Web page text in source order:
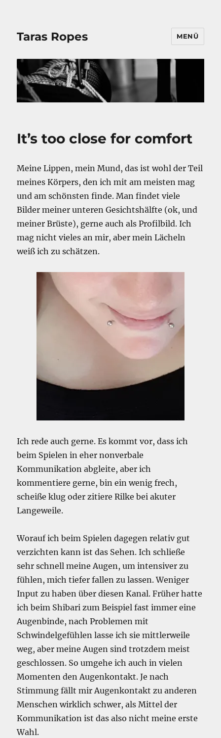
Taras Ropes MENÜ
It’s too close for comfort
Meine Lippen, mein Mund, das ist wohl der Teil
meines Körpers, den ich mit am meisten mag
und am schönsten finde. Man findet viele
Bilder meiner unteren Gesichtshälfte (ok, und
meiner Brüste), gerne auch als Profilbild. Ich
mag nicht vieles an mir, aber mein Lächeln
weiß ich zu schätzen.
Ich rede auch gerne. Es kommt vor, dass ich
beim Spielen in eher nonverbale
Kommunikation abgleite, aber ich
kommentiere gerne, bin ein wenig frech,
scheiße klug oder zitiere Rilke bei akuter
Langeweile.
Worauf ich beim Spielen dagegen relativ gut
verzichten kann ist das Sehen. Ich schließe
sehr schnell meine Augen, um intensiver zu
fühlen, mich tiefer fallen zu lassen. Weniger
Input zu haben über diesen Kanal. Früher hatte
ich beim Shibari zum Beispiel fast immer eine
Augenbinde, nach Problemen mit
Schwindelgefühlen lasse ich sie mittlerweile
weg, aber meine Augen sind trotzdem meist
geschlossen. So umgehe ich auch in vielen
Momenten den Augenkontakt. Je nach
Stimmung fällt mir Augenkontakt zu anderen
Menschen wirklich schwer, als Mittel der
Kommunikation ist das also nicht meine erste
Wahl.